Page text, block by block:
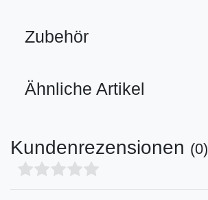
Zubehör
Ähnliche Artikel
Kundenrezensionen (0)